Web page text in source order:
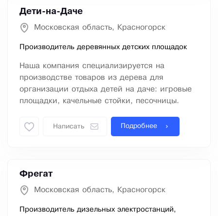
Дети-на-Даче
Московская область, Красногорск
Производитель деревянных детских площадок
Наша компания специализируется на
производстве товаров из дерева для
организации отдыха детей на даче: игровые
площадки, качельные стойки, песочницы.
Написать Подробнее
Фрегат
Московская область, Красногорск
Производитель дизельных электростанций,